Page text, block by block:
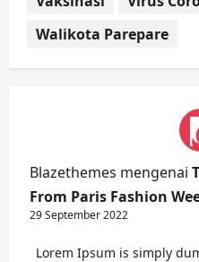
Walikota Parepare
Blazethemes mengenai
From Paris Fashion
29 September 2022
Lorem Ipsum is simply